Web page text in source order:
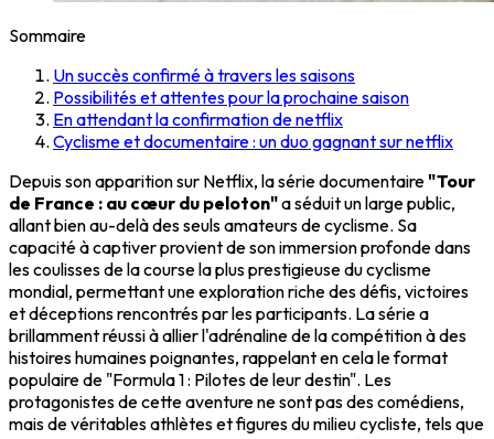
Sommaire
Un succès confirmé à travers les saisons
Possibilités et attentes pour la prochaine saison
En attendant la confirmation de netflix
Cyclisme et documentaire : un duo gagnant sur netflix
Depuis son apparition sur Netflix, la série documentaire"Tour
de France : au cœur du peloton"a séduit un large public,
allant bien au-delà des seuls amateurs de cyclisme. Sa
capacité à captiver provient de son immersion profonde dans
les coulisses de la course la plus prestigieuse du cyclisme
mondial, permettant une exploration riche des défis, victoires
et déceptions rencontrés par les participants. La série a
brillamment réussi à allier l'adrénaline de la compétition à des
histoires humaines poignantes, rappelant en cela le format
populaire de "Formula 1 : Pilotes de leur destin". Les
protagonistes de cette aventure ne sont pas des comédiens,
mais de véritables athlètes et figures du milieu cycliste, tels que